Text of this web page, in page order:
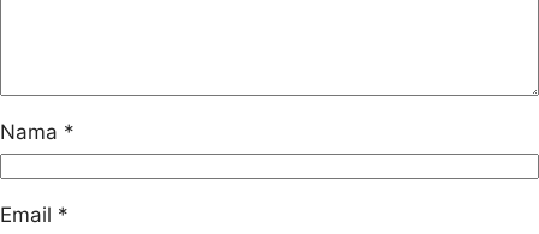
Nama *
Email *